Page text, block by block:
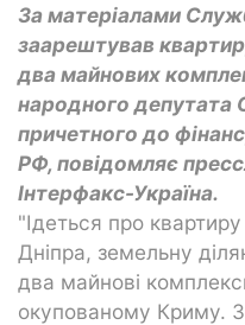
За матеріалами
заарештував
два майнових
народного депутата
причетного до
РФ, повідомляє
Інтерфакс-Україна.
"Ідеться про
Дніпра, земельну
два майнові
окупованому Криму.